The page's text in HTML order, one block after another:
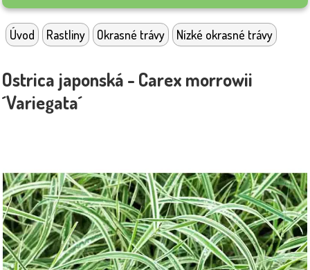
Úvod Rastliny Okrasné trávy Nízké okrasné trávy
Ostrica japonská - Carex morrowii
´Variegata´